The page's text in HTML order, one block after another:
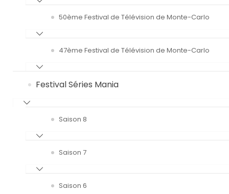
50ème Festival de Télévision de Monte-Carlo
47ème Festival de Télévision de Monte-Carlo
Festival Séries Mania
Saison 8
Saison 7
Saison 6